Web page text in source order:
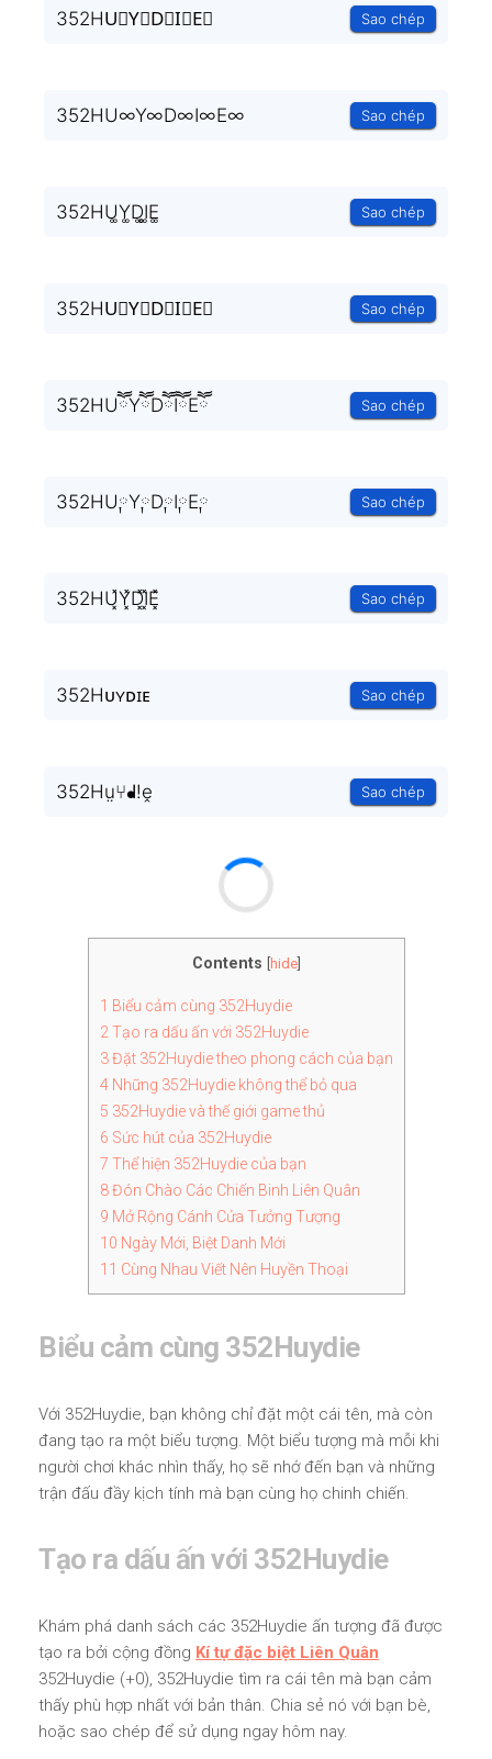
352HU⃒Y⃒D⃒I⃒E⃒ Sao chép
352HU∞Y∞D∞I∞E∞ Sao chép
352HU͚Y͚D͚I͚E͚ Sao chép
352HU⃒Y⃒D⃒I⃒E⃒ Sao chép
352HUཽYཽDཽIཽEཽ Sao chép
352HU༙Y༙D༙I༙E༙ Sao chép
352HU͓̽Y͓̽D͓̽I͓̽E͓̽ Sao chép
352Hᴜʏᴅɪᴇ Sao chép
352Hṳ⑂ᖱ!ḙ Sao chép
Contents hide]
1 Biểu cảm cùng 352Huydie
2Tạo ra dấu ấn với 352Huydie
3Đặt 352Huydie theo phong cách của bạn
4Những 352Huydie không thể bỏ qua
5 352Huydie và thế giới game thủ
6 Sức hút của 352Huydie
7 Thể hiện 352Huydie của bạn
8Đón Chào Các Chiến Binh Liên Quân
9 Mở Rộng Cánh Cửa Tưởng Tượng
10 Ngày Mới, Biệt Danh Mới
11 Cùng Nhau Viết Nên Huyền Thoại
Biểu cảm cùng 352Huydie
Với 352Huydie, bạn không chỉ đặt một cái tên, mà còn
đang tạo ra một biểu tượng. Một biểu tượng mà mỗi khi
người chơi khác nhìn thấy, họ sẽ nhớ đến bạn và những
trận đấu đầy kịch tính mà bạn cùng họ chinh chiến.
Tạo ra dấu ấn với 352Huydie
Khám phá danh sách các 352Huydie ấn tượng đã được
tạo ra bởi cộng đồng Kí tự đặc biệt Liên Quân
352Huydie (+0), 352Huydie tìm ra cái tên mà bạn cảm
thấy phù hợp nhất với bản thân. Chia sẻ nó với bạn bè,
hoặc sao chép để sử dụng ngay hôm nay.